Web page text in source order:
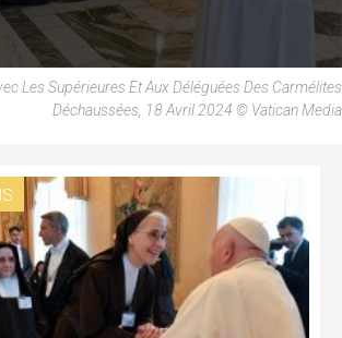
Les Supérieures Et Aux Déléguées Des Carmélites
Déchaussées, 18 Avril 2024 © Vatican Media